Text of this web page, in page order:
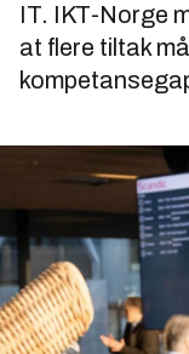
IT. IKT-Norge
at flere tiltak